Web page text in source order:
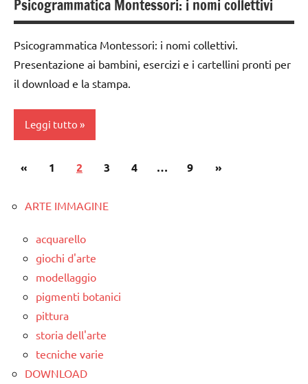
ARGOMENTI
TUTTI GLI
ARTICOLI
italiano
MONTESSORI
materiale
didattico
Montessori
Montessori
TUTTI GLI
ARTICOLI
mp3
TUTTI GLI
ARGOMENTI
TUTTI GLI
ARTICOLI
analisi
grammaticale
Montessori
classe
1a
classe
2a
3a
6
DOWNLOAD
GUIDA
DIDATTICA
MONTESSORI
LINGUAGGIO
MONTESSORI
materiale
Psicogrammatica Montessori: i nomi collettivi
Psicogrammatica Montessori: i nomi collettivi.
Presentazione ai bambini, esercizi e i cartellini pronti per
il download e la stampa.
Leggi tutto
analisi
1a
classe
2a
classe
dai
6
Paginazione
articoli
«Articolo
1 2 3 4 … 9
Articolo
»
ARTE IMMAGINE
acquarello
giochi d'arte
modellaggio
pigmenti botanici
pittura
storia dell'arte
tecniche varie
DOWNLOAD